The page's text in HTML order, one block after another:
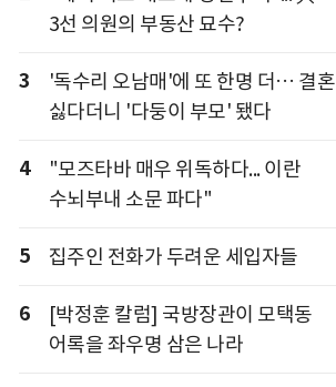
3선 의원의 부동산 묘수?
3
'독수리 오남매'에 또 한명 더… 결혼
싫다더니 '다둥이 부모' 됐다
4
"모즈타바 매우 위독하다... 이란
수뇌부내 소문 파다"
5 집주인 전화가 두려운 세입자들
6
[박정훈 칼럼] 국방장관이 모택동
어록을 좌우명 삼은 나라